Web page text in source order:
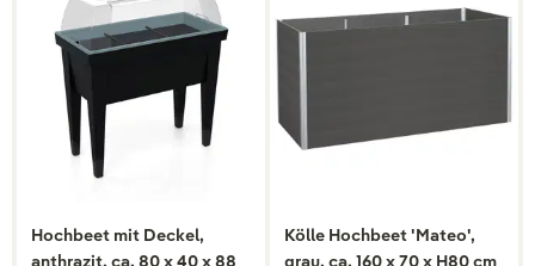
Hochbeet mit Deckel,
anthrazit, ca. 80 x 40 x 88
Kölle Hochbeet 'Mateo',
grau, ca. 160 x 70 x H80 cm